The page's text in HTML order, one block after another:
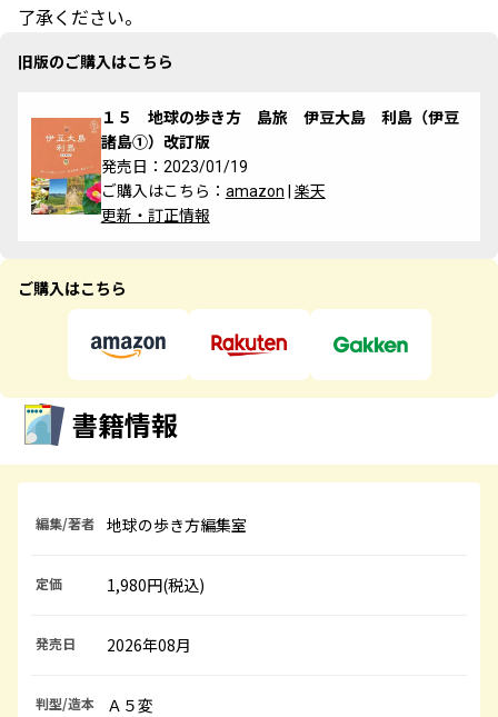
了承ください。
旧版のご購入はこちら
１５ 地球の歩き方 島旅 伊豆大島 利島（伊豆
諸島①）改訂版
発売日：2023/01/19
ご購入はこちら： amazon
楽天
更新・訂正情報
ご購入はこちら
書籍情報
編集/著者 地球の歩き方編集室
定価 1,980円(税込)
発売日 2026年08月
判型/造本 Ａ５変